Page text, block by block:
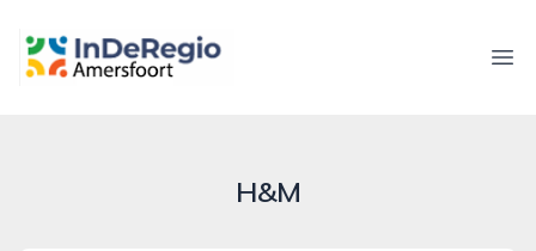
inderegioamersfoort.nl
H&M